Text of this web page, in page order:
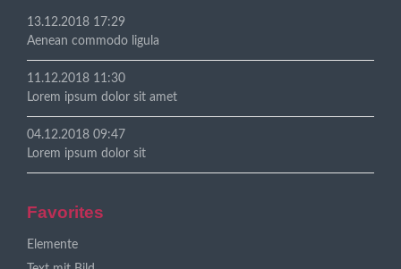
13.12.2018 17:29
Aenean commodo ligula
11.12.2018 11:30
Lorem ipsum dolor sit amet
04.12.2018 09:47
Lorem ipsum dolor sit
Favorites
Navigation
überspringen
Elemente